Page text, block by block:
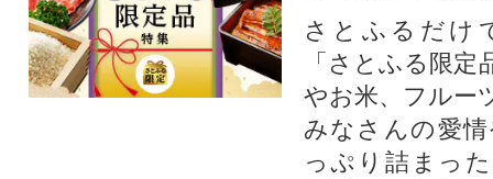
さとふるだけ
「さとふる限
やお米、フルー
みなさんの愛
っぷり詰まっ